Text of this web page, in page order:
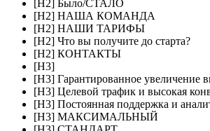
[H2] Было/СТАЛО
[H2] НАША КОМАНДА
[H2] НАШИ ТАРИФЫ
[H2] Что вы получите до старта?
[H2] КОНТАКТЫ
[H3]
[H3] Гарантированное увеличение
[H3] Целевой трафик и высокая
[H3] Постоянная поддержка и
[H3] МАКСИМАЛЬНЫЙ